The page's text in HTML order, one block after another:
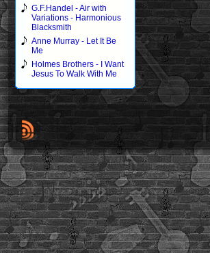
G.F.Handel - Air with
Variations - Harmonious
Blacksmith
Anne Murray - Let It Be
Me
Holmes Brothers - I Want
Jesus To Walk With Me